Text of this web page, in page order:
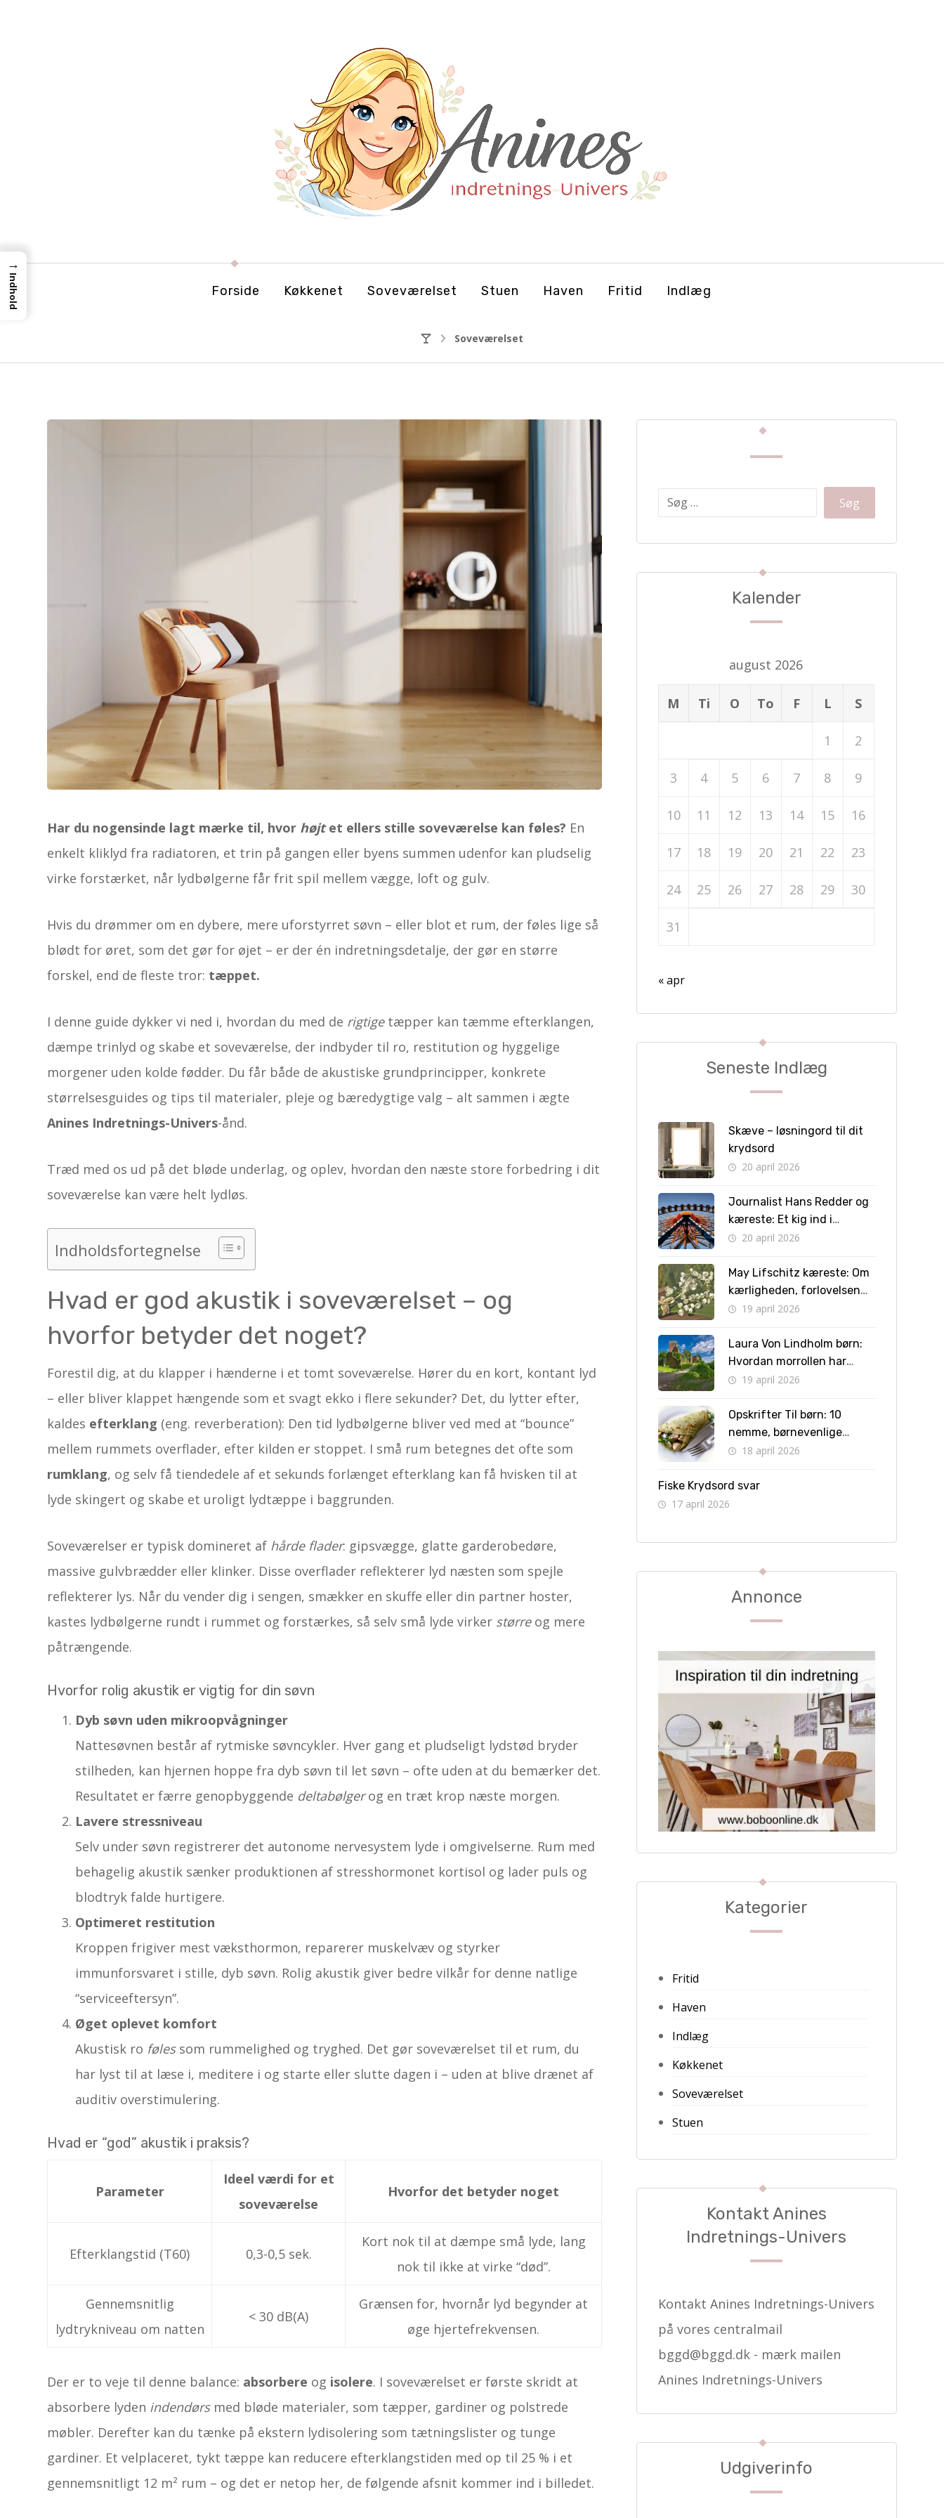
Forside Køkkenet Soveværelset Stuen Haven Fritid Indlæg
Soveværelset
Har du nogensinde lagt mærke til, hvor højtet ellers stille soveværelse kan føles? En
enkelt kliklyd fra radiatoren, et trin på gangen eller byens summen udenfor kan pludselig
virke forstærket, når lydbølgerne får frit spil mellem vægge, loft og gulv.
Hvis du drømmer om en dybere, mere uforstyrret søvn – eller blot et rum, der føles lige så
blødt for øret, som det gør for øjet – er der én indretningsdetalje, der gør en større
forskel, end de fleste tror: tæppet.
I denne guide dykker vi ned i, hvordan du med de rigtigetæpper kan tæmme efterklangen,
dæmpe trinlyd og skabe et soveværelse, der indbyder til ro, restitution og hyggelige
morgener uden kolde fødder. Du får både de akustiske grundprincipper, konkrete
størrelsesguides og tips til materialer, pleje og bæredygtige valg – alt sammen i ægte
Anines Indretnings-Univers-ånd.
Træd med os ud på det bløde underlag, og oplev, hvordan den næste store forbedring i dit
soveværelse kan være helt lydløs.
Indholdsfortegnelse
Hvad er god akustik i soveværelset – og
hvorfor betyder det noget?
Forestil dig, at du klapper i hænderne i et tomt soveværelse. Hører du en kort, kontant lyd
– eller bliver klappet hængende som et svagt ekko i flere sekunder? Det, du lytter efter,
kaldes efterklang (eng. reverberation): Den tid lydbølgerne bliver ved med at “bounce”
mellem rummets overflader, efter kilden er stoppet. I små rum betegnes det ofte som
rumklang, og selv få tiendedele af et sekunds forlænget efterklang kan få hvisken til at
lyde skingert og skabe et uro­ligt lydtæppe i baggrunden.
Soveværelser er typisk domineret af hårde flader: gipsvægge, glatte garderobedøre,
massive gulvbrædder eller klinker. Disse overflader reflekterer lyd næsten som spejle
reflekterer lys. Når du vender dig i sengen, smækker en skuffe eller din partner hoster,
kastes lydbølgerne rundt i rummet og forstærkes, så selv små lyde virker størreog mere
påtrængende.
Hvorfor rolig akustik er vigtig for din søvn
Dyb søvn uden mikroopvågninger
Nattesøvnen består af rytmiske søvncykler. Hver gang et pludseligt lyd­stød bryder
stilheden, kan hjernen hoppe fra dyb søvn til let søvn – ofte uden at du bemærker det.
Resultatet er færre genopbyggende delta­bølgerog en træt krop næste morgen.
Lavere stressniveau
Selv under søvn registrerer det autonome nervesystem lyde i omgivelserne. Rum med
behagelig akustik sænker produktionen af stresshormonet kortisol og lader puls og
blodtryk falde hurtigere.
Optimeret restitution
Kroppen frigiver mest væksthormon, reparerer muskelvæv og styrker
immunforsvaret i stille, dyb søvn. Rolig akustik giver bedre vilkår for denne natlige
“serviceeftersyn”.
Øget oplevet komfort
Akustisk ro følessom rummelighed og tryghed. Det gør soveværelset til et rum, du
har lyst til at læse i, meditere i og starte eller slutte dagen i – uden at blive drænet af
auditiv overstimulering.
Hvad er “god” akustik i praksis?
Parameter
Ideel værdi for et
soveværelse
Hvorfor det betyder noget
Efterklangstid (T60) 0,3-0,5 sek.
Kort nok til at dæmpe små lyde, lang
nok til ikke at virke “død”.
Gennemsnitlig
lydtrykniveau om natten
< 30 dB(A)
Grænsen for, hvornår lyd begynder at
øge hjertefrekvensen.
Der er to veje til denne balance: absorbere og isolere. I sove­værelset er første skridt at
absorbere lyden indendørsmed bløde materialer, som tæpper, gardiner og polstrede
møbler. Derefter kan du tænke på ekstern lyd­isolering som tætningslister og tunge
gardiner. Et velplaceret, tykt tæppe kan reducere efterklangstiden med op til 25 % i et
gennemsnitligt 12 m² rum – og det er netop her, de følgende afsnit kommer ind i billedet.
Kalender
august 2026
M Ti O To F L S
1 2
3 4 5 6 7 8 9
10 11 12 13 14 15 16
17 18 19 20 21 22 23
24 25 26 27 28 29 30
31
« apr
Seneste Indlæg
Skæve – løsningord til dit
krydsord
20 april 2026
Journalist Hans Redder og
kæreste: Et kig ind i
privatlivet bag skærmen
20 april 2026
May Lifschitz kæreste: Om
kærligheden, forlovelsen
og vejen til bryllup
19 april 2026
Laura Von Lindholm børn:
Hvordan morrollen har
formet hendes liv
19 april 2026
Opskrifter Til børn: 10
nemme, børnevenlige
retter børn kan lave selv
18 april 2026
Fiske Krydsord svar
17 april 2026
Annonce
Kategorier
Fritid
Haven
Indlæg
Køkkenet
Soveværelset
Stuen
Kontakt Anines
Indretnings-Univers
Kontakt Anines Indretnings-Univers
på vores centralmail
bggd@bggd.dk- mærk mailen
Anines Indretnings-Univers
Udgiverinfo
→
Indhold